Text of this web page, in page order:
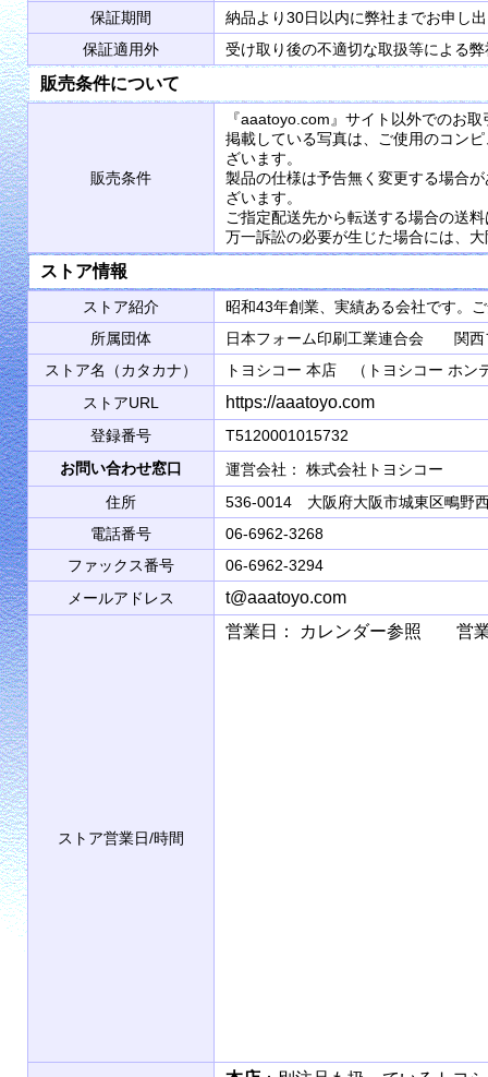
保証期間
納品より30日以内に弊社までお申し
保証適用外
受け取り後の不適切な取扱等による
販売条件について
販売条件
『aaatoyo.com』サイト以外でのお
掲載している写真は、ご使用のコン
ざいます。
製品の仕様は予告無く変更する場合
ざいます。
ご指定配送先から転送する場合の送
万一訴訟の必要が生じた場合には、
ストア情報
ストア紹介
昭和43年創業、実績ある会社です。
所属団体
日本フォーム印刷工業連合会 関
ストア名（カタカナ）
トヨシコー 本店 （トヨシコー ホン
ストアURL
https://aaatoyo.com
登録番号
T5120001015732
お問い合わせ窓口
運営会社： 株式会社トヨシコ
住所
536-0014 大阪府大阪市城東区鴫野
電話番号
06-6962-3268
ファックス番号
06-6962-3294
メールアドレス
t@aaatoyo.com
ストア営業日/時間
営業日： カレンダー参照 営業